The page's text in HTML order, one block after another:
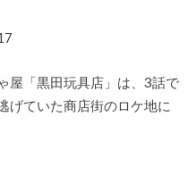
屋「黒田玩具店」は、3話で
げていた商店街のロケ地に